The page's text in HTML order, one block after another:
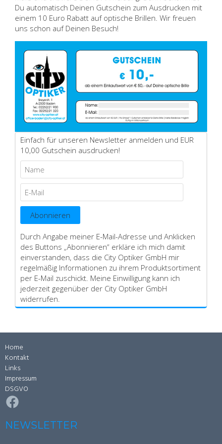
Du automatisch Deinen Gutschein zum Ausdrucken mit
einem 10 Euro Rabatt auf optische Brillen. Wir freuen
uns schon auf Deinen Besuch!
Einfach für unseren Newsletter anmelden und EUR
10,00 Gutschein ausdrucken!
Abonnieren
Durch Angabe meiner E-Mail-Adresse und Anklicken
des Buttons „Abonnieren“ erkläre ich mich damit
einverstanden, dass die City Optiker GmbH mir
regelmäßig Informationen zu ihrem Produktsortiment
per E-Mail zuschickt. Meine Einwilligung kann ich
jederzeit gegenüber der City Optiker GmbH
widerrufen.
Home
Kontakt
Links
Impressum
DSGVO
Facebook
NEWSLETTER